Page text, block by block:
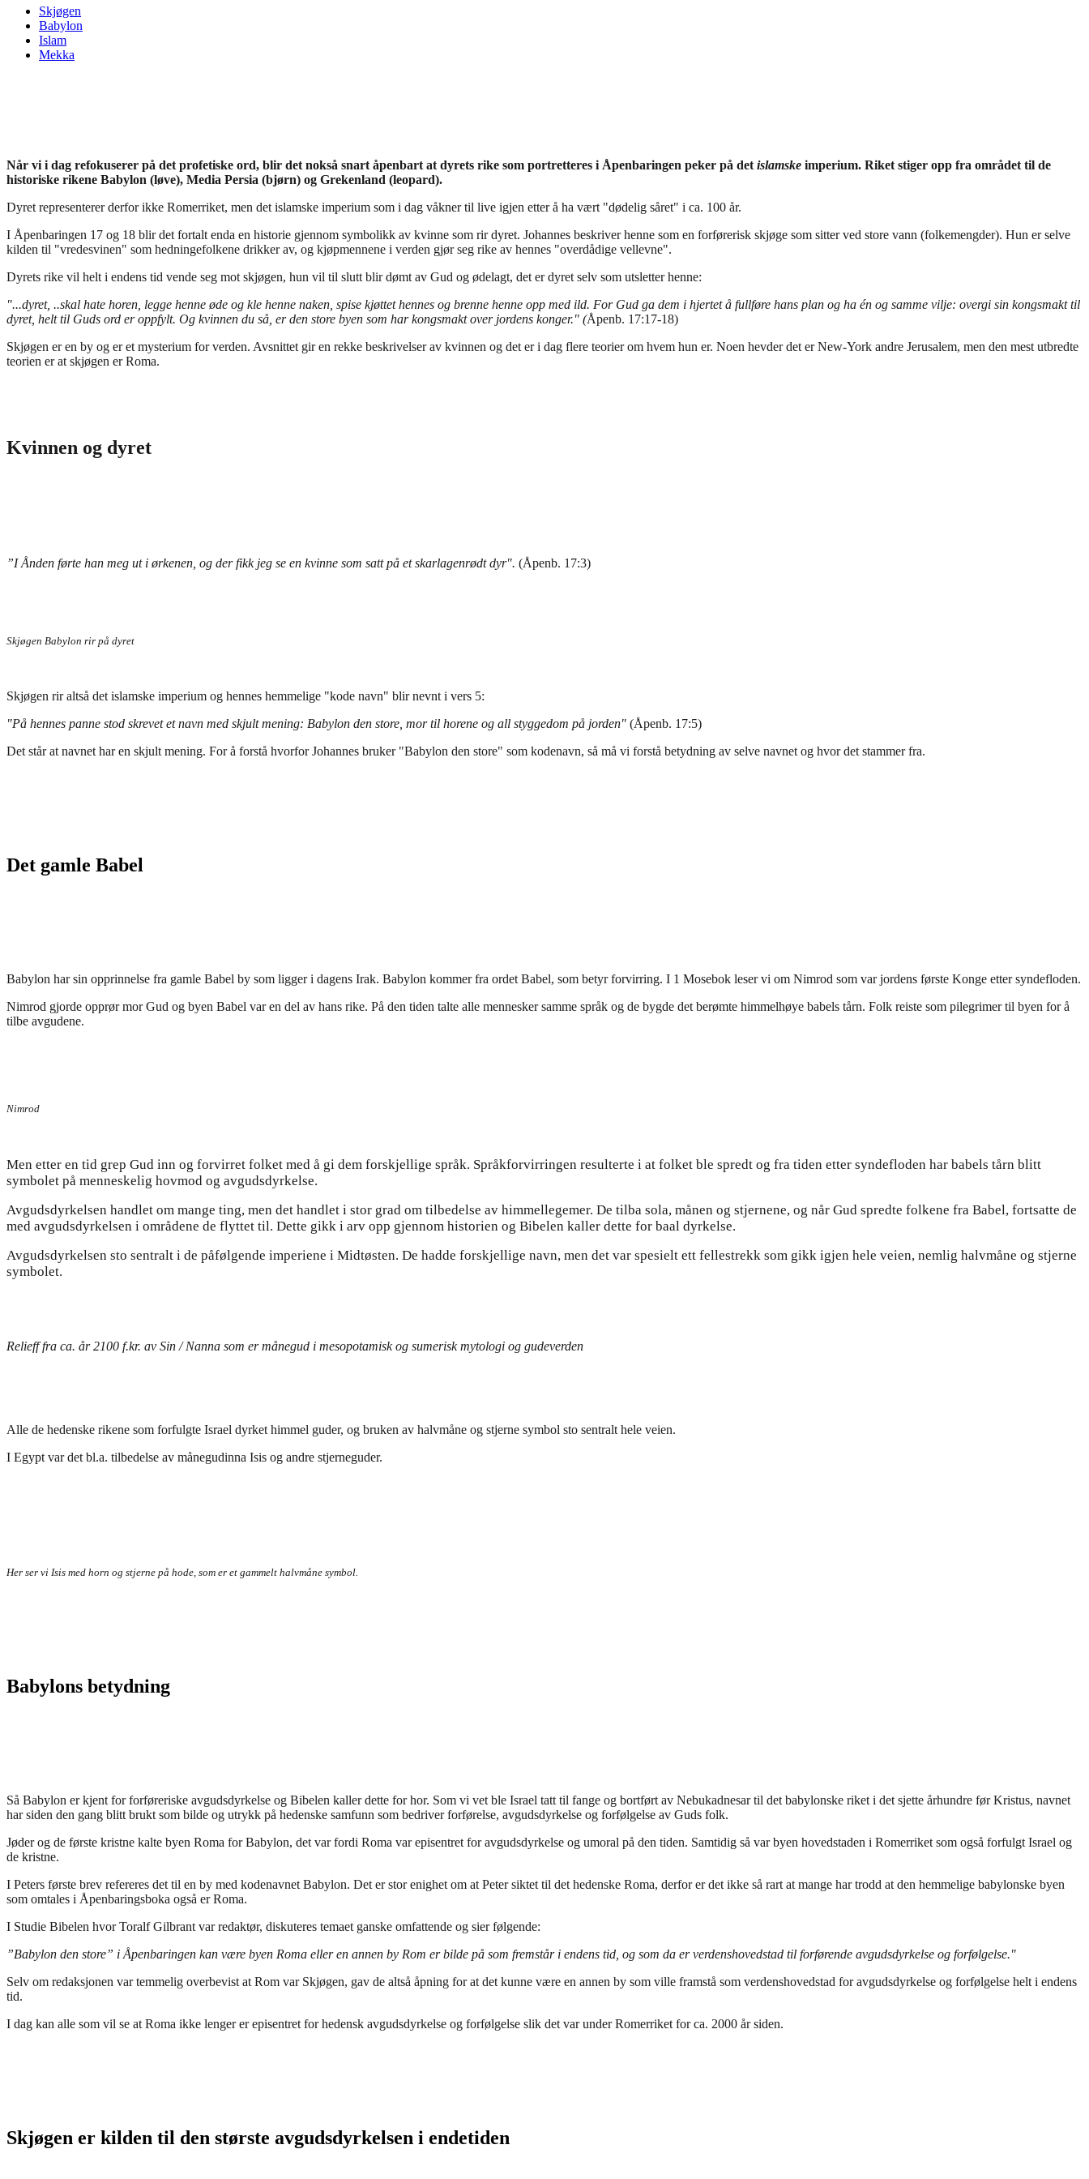
Skjøgen
Babylon
Islam
Mekka
Når vi i dag refokuserer på det profetiske ord, blir det nokså snart åpenbart at dyrets rike som portretteres i Åpenbaringen peker på det islamske imperium. Riket stiger opp fra området til de
historiske rikene Babylon (løve), Media Persia (bjørn) og Grekenland (leopard).
Dyret representerer derfor ikke Romerriket, men det islamske imperium som i dag våkner til live igjen etter å ha vært "dødelig såret" i ca. 100 år.
I Åpenbaringen 17 og 18 blir det fortalt enda en historie gjennom symbolikk av kvinne som rir dyret. Johannes beskriver henne som en forførerisk skjøge som sitter ved store vann (folkemengder). Hun er selve
kilden til "vredesvinen" som hedningefolkene drikker av, og kjøpmennene i verden gjør seg rike av hennes "overdådige vellevne".
Dyrets rike vil helt i endens tid vende seg mot skjøgen, hun vil til slutt blir dømt av Gud og ødelagt, det er dyret selv som utsletter henne:
"...dyret, ..skal hate horen, legge henne øde og kle henne naken, spise kjøttet hennes og brenne henne opp med ild. For Gud ga dem i hjertet å fullføre hans plan og ha én og samme vilje: overgi sin kongsmakt til
dyret, helt til Guds ord er oppfylt. Og kvinnen du så, er den store byen som har kongsmakt over jordens konger." (Åpenb. 17:17-18)
Skjøgen er en by og er et mysterium for verden. Avsnittet gir en rekke beskrivelser av kvinnen og det er i dag flere teorier om hvem hun er. Noen hevder det er New-York andre Jerusalem, men den mest utbredte
teorien er at skjøgen er Roma.
Kvinnen og dyret
”I Ånden førte han meg ut i ørkenen, og der fikk jeg se en kvinne som satt på et skarlagenrødt dyr". (Åpenb. 17:3)
Skjøgen Babylon rir på dyret
Skjøgen rir altså det islamske imperium og hennes hemmelige "kode navn" blir nevnt i vers 5:
"På hennes panne stod skrevet et navn med skjult mening: Babylon den store, mor til horene og all styggedom på jorden" (Åpenb. 17:5)
Det står at navnet har en skjult mening. For å forstå hvorfor Johannes bruker "Babylon den store" som kodenavn, så må vi forstå betydning av selve navnet og hvor det stammer fra.
Det gamle Babel
Babylon har sin opprinnelse fra gamle Babel by som ligger i dagens Irak. Babylon kommer fra ordet Babel, som betyr forvirring. I 1 Mosebok leser vi om Nimrod som var jordens første Konge etter syndefloden.
Nimrod gjorde opprør mor Gud og byen Babel var en del av hans rike. På den tiden talte alle mennesker samme språk og de bygde det berømte himmelhøye babels tårn. Folk reiste som pilegrimer til byen for å
tilbe avgudene.
Nimrod
Men etter en tid grep Gud inn og forvirret folket med å gi dem forskjellige språk. Språkforvirringen resulterte i at folket ble spredt og fra tiden etter syndefloden har babels tårn blitt
symbolet på menneskelig hovmod og avgudsdyrkelse.
Avgudsdyrkelsen handlet om mange ting, men det handlet i stor grad om tilbedelse av himmellegemer. De tilba sola, månen og stjernene, og når Gud spredte folkene fra Babel, fortsatte de
med avgudsdyrkelsen i områdene de flyttet til. Dette gikk i arv opp gjennom historien og Bibelen kaller dette for baal dyrkelse.
Avgudsdyrkelsen sto sentralt i de påfølgende imperiene i Midtøsten. De hadde forskjellige navn, men det var spesielt ett fellestrekk som gikk igjen hele veien, nemlig halvmåne og stjerne
symbolet.
Relieff fra ca. år 2100 f.kr. av Sin / Nanna som er månegud i mesopotamisk og sumerisk mytologi og gudeverden
Alle de hedenske rikene som forfulgte Israel dyrket himmel guder, og bruken av halvmåne og stjerne symbol sto sentralt hele veien.
I Egypt var det bl.a. tilbedelse av månegudinna Isis og andre stjerneguder.
Her ser vi Isis med horn og stjerne på hode, som er et gammelt halvmåne symbol.
Babylons betydning
Så Babylon er kjent for forføreriske avgudsdyrkelse og Bibelen kaller dette for hor. Som vi vet ble Israel tatt til fange og bortført av Nebukadnesar til det babylonske riket i det sjette århundre før Kristus, navnet
har siden den gang blitt brukt som bilde og utrykk på hedenske samfunn som bedriver forførelse, avgudsdyrkelse og forfølgelse av Guds folk.
Jøder og de første kristne kalte byen Roma for Babylon, det var fordi Roma var episentret for avgudsdyrkelse og umoral på den tiden. Samtidig så var byen hovedstaden i Romerriket som også forfulgt Israel og
de kristne.
I Peters første brev refereres det til en by med kodenavnet Babylon. Det er stor enighet om at Peter siktet til det hedenske Roma, derfor er det ikke så rart at mange har trodd at den hemmelige babylonske byen
som omtales i Åpenbaringsboka også er Roma.
I Studie Bibelen hvor Toralf Gilbrant var redaktør, diskuteres temaet ganske omfattende og sier følgende:
”Babylon den store” i Åpenbaringen kan være byen Roma eller en annen by Rom er bilde på som fremstår i endens tid, og som da er verdenshovedstad til forførende avgudsdyrkelse og forfølgelse."
Selv om redaksjonen var temmelig overbevist at Rom var Skjøgen, gav de altså åpning for at det kunne være en annen by som ville framstå som verdenshovedstad for avgudsdyrkelse og forfølgelse helt i endens
tid.
I dag kan alle som vil se at Roma ikke lenger er episentret for hedensk avgudsdyrkelse og forfølgelse slik det var under Romerriket for ca. 2000 år siden.
Skjøgen er kilden til den største avgudsdyrkelsen i endetiden